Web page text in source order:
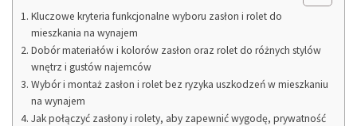
Kluczowe kryteria funkcjonalne wyboru zasłon i rolet do
mieszkania na wynajem
Dobór materiałów i kolorów zasłon oraz rolet do różnych stylów
wnętrz i gustów najemców
Wybór i montaż zasłon i rolet bez ryzyka uszkodzeń w mieszkaniu
na wynajem
Jak połączyć zasłony i rolety, aby zapewnić wygodę, prywatność